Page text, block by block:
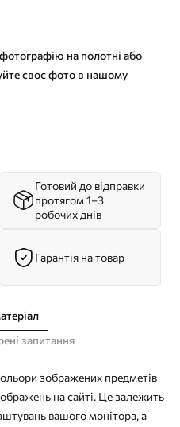
на полотні або
своє фото в нашому
Готовий до відправки
протягом 1–3
робочих днів
Гарантія на товар
запитання
зображених предметів
на сайті. Це залежить
вашого монітора, а